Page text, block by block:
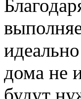
дома не